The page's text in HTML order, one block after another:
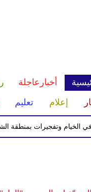
أخبارعاجلة
إعلام تعليم
وتفجيرات بمنطقة الشاليهات